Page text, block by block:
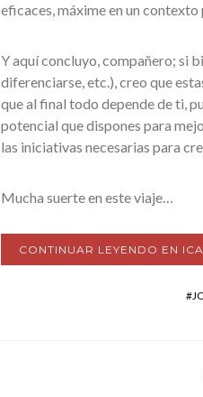
eficaces, máxime en un
Y aquí concluyo, compañero; si
diferenciarse, etc.), creo que
que al final todo depende de ti,
potencial que dispones para
las iniciativas necesarias para
Mucha suerte en este viaje…
CONTINUAR LEYENDO EN